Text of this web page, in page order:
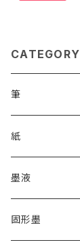
CATEGORY
筆
漢字用
高誠堂
あかしや
かな用
高誠堂
紙
漢字用
半紙
かな用
墨液
漢字用
固形墨